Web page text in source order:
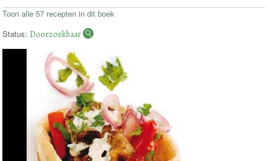
Toon alle 57 recepten in dit boek
Status: Doorzoekbaar